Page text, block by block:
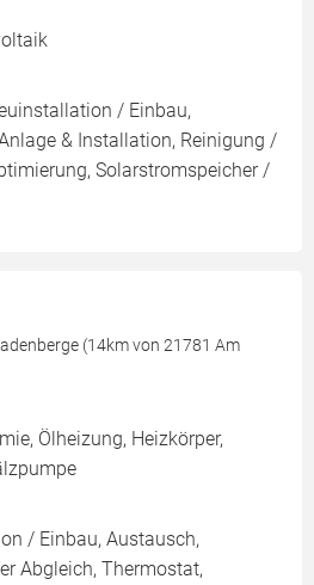
/ Einbau,
& Installation, Reinigung /
Solarstromspeicher /
(14km von 21781 Am
Ölheizung, Heizkörper,
/ Einbau, Austausch,
Abgleich, Thermostat,